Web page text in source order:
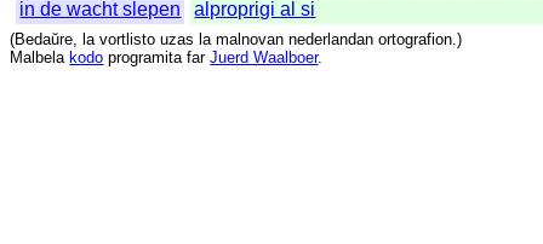
in de wacht slepen
alproprigi al si
(Bedaŭre, la vortlisto uzas la malnovan nederlandan ortografion.)
Malbela kodo programita far Juerd Waalboer.